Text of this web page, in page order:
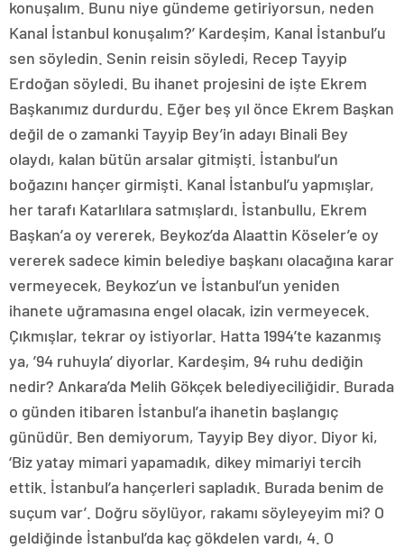
konuşalım. Bunu niye gündeme getiriyorsun, neden
Kanal İstanbul konuşalım?’ Kardeşim, Kanal İstanbul’u
sen söyledin. Senin reisin söyledi, Recep Tayyip
Erdoğan söyledi. Bu ihanet projesini de işte Ekrem
Başkanımız durdurdu. Eğer beş yıl önce Ekrem Başkan
değil de o zamanki Tayyip Bey’in adayı Binali Bey
olaydı, kalan bütün arsalar gitmişti. İstanbul’un
boğazını hançer girmişti. Kanal İstanbul’u yapmışlar,
her tarafı Katarlılara satmışlardı. İstanbullu, Ekrem
Başkan’a oy vererek, Beykoz’da Alaattin Köseler’e oy
vererek sadece kimin belediye başkanı olacağına karar
vermeyecek, Beykoz’un ve İstanbul’un yeniden
ihanete uğramasına engel olacak, izin vermeyecek.
Çıkmışlar, tekrar oy istiyorlar. Hatta 1994’te kazanmış
ya, ’94 ruhuyla’ diyorlar. Kardeşim, 94 ruhu dediğin
nedir? Ankara’da Melih Gökçek belediyeciliğidir. Burada
o günden itibaren İstanbul’a ihanetin başlangıç
günüdür. Ben demiyorum, Tayyip Bey diyor. Diyor ki,
‘Biz yatay mimari yapamadık, dikey mimariyi tercih
ettik. İstanbul’a hançerleri sapladık. Burada benim de
suçum var’. Doğru söylüyor, rakamı söyleyeyim mi? O
geldiğinde İstanbul’da kaç gökdelen vardı, 4. O